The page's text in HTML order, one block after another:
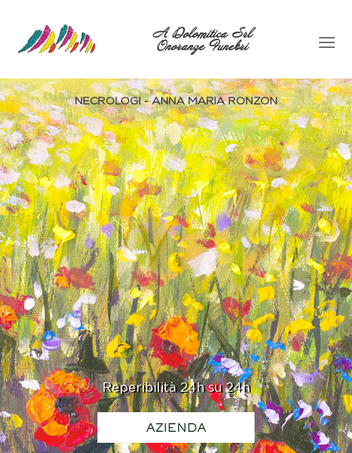
A Dolomitica Srl
Onoranze Funebri
Reperibilità 24h su 24h
AZIENDA
NECROLOGI - ANNA MARIA RONZON